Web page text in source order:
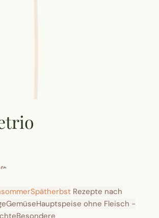
Spätherbst Rezepte nach
GemüseHauptspeise ohne Fleisch -
Besondere